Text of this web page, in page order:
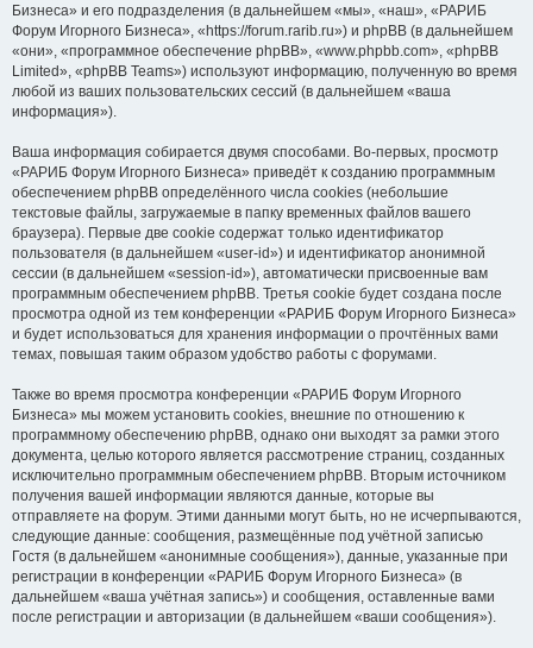
Бизнеса» и его подразделения (в дальнейшем «мы», «наш», «РАРИБ
Форум Игорного Бизнеса», «https://forum.rarib.ru») и phpBB (в дальнейшем
«они», «программное обеспечение phpBB», «www.phpbb.com», «phpBB
Limited», «phpBB Teams») используют информацию, полученную во время
любой из ваших пользовательских сессий (в дальнейшем «ваша
информация»).
Ваша информация собирается двумя способами. Во-первых, просмотр
«РАРИБ Форум Игорного Бизнеса» приведёт к созданию программным
обеспечением phpBB определённого числа cookies (небольшие
текстовые файлы, загружаемые в папку временных файлов вашего
браузера). Первые две cookie содержат только идентификатор
пользователя (в дальнейшем «user-id») и идентификатор анонимной
сессии (в дальнейшем «session-id»), автоматически присвоенные вам
программным обеспечением phpBB. Третья cookie будет создана после
просмотра одной из тем конференции «РАРИБ Форум Игорного Бизнеса»
и будет использоваться для хранения информации о прочтённых вами
темах, повышая таким образом удобство работы с форумами.
Также во время просмотра конференции «РАРИБ Форум Игорного
Бизнеса» мы можем установить cookies, внешние по отношению к
программному обеспечению phpBB, однако они выходят за рамки этого
документа, целью которого является рассмотрение страниц, созданных
исключительно программным обеспечением phpBB. Вторым источником
получения вашей информации являются данные, которые вы
отправляете на форум. Этими данными могут быть, но не исчерпываются,
следующие данные: сообщения, размещённые под учётной записью
Гостя (в дальнейшем «анонимные сообщения»), данные, указанные при
регистрации в конференции «РАРИБ Форум Игорного Бизнеса» (в
дальнейшем «ваша учётная запись») и сообщения, оставленные вами
после регистрации и авторизации (в дальнейшем «ваши сообщения»).